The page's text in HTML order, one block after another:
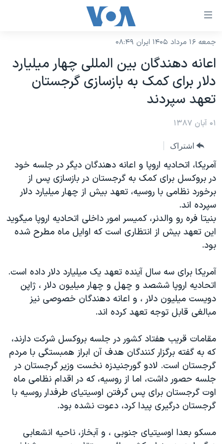
لینکهای
دسترسی
جهش
محتوای
اصلی
صفحه
جهش
به
جستجو
نسخه سبک وب‌سایت
موضوع ها
ایران
آمریکا
جهان
ورزشی
گزیده‌ها
ویژه برنامه‌ها
ویدیوها
فرهنگ و زندگی
حقوق شهروندی
اقتصادی
علم و فناوری
اسرائیل در جنگ
آرشیو پخش زنده
برنامه های تلویزیونی
جدول برنامه ها
صفحه‌های ویژه
جام جهانی ۲۰۲۶
عملیات خشم حماسی
۲۵۰سالگی آمریکا
بایگانی برنامه‌های تلویزیونی
مستندها
انتخابات ریاست جمهوری آمریکا ۲۰۲۴
حمله جمهوری اسلامی به اسرائیل
رمز مهسا
ورزش زنان در ایران
مجموعه مستندهای دادخواهی
تریبونال مردمی آبان ۹۸
دادگاه حمید نوری
چهل سال گروگان‌گیری
قانون شفافیت دارائی کادر رهبری ایران
اعتراضات مردمی آبان ۹۸
فرکانس‌های صدای آمریکا
پخش رادیویی
یادگیری زبان انگلیسی
دنبال کنید
زبانهای مختلف
جمعه ۱۶ مرداد ۱۴۰۵ ایران ۰۸:۴۹
اعانه دهندگان بين المللی چهار ميليارد
دلار برای کمک به بازسازی گرجستان
تعهد سپردند
۰۱ آبان ۱۳۸۷
اشتراک
آمريکا، اتحاديه اروپا و اعانه دهندگان ديگر در جلسه خود
در بروکسل برای کمک به گرجستان در بازسازی پس از
برخورد نظامی با روسيه، تعهد بيش از چهار ميليارد دلار
سپرده اند.
بنيتا فره رو والدنر، کميسر امور داخلی اتحاديه اروپا ميگويد
اين تعهد بيش از انتظاری است که اوايل ماه مطرح شده
بود.
آمريکا برای سه سال آينده تعهد يک ميليارد دلار داده است.
اتحاديه اروپا ششصد و چهل و چهار ميليون دلار ، ژاپن
دويست ميليون دلار ، و اعانه دهندگان خصوصی نيز
مبالغی قابل توجه تعهد کرده اند.
مقامات قريب هفتاد کشور در جلسه بروکسل شرکت دارند،
که به گفته برگزار کنندگان هدف آن ابراز همبستگی با مردم
گرجستان است. لادو گورجنيدزه نخست وزير گرجستان در
جلسه حصور داشت، اما از روسيه، که در اقدام نظامی ماه
اوت گرجستان برای پس گرفتن اوسيتيای طرفدار روسيه با
گرجستان درگيری پيدا کرد، دعوت نشده بود.
مسکو بعدا اوسيتيای جنوبی ، و آبخاز، ناحيه انشعابی